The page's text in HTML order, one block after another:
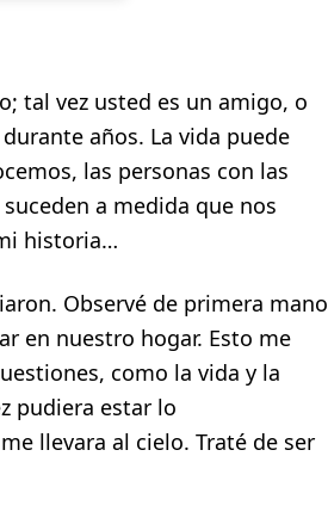
tal vez usted es un amigo, o
años. La vida puede
las personas con las
a medida que nos
historia…
Observé de primera mano
en nuestro hogar. Esto me
como la vida y la
pudiera estar lo
llevara al cielo. Traté de ser